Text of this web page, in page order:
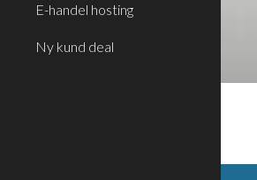
E-handel hosting
Ny kund deal